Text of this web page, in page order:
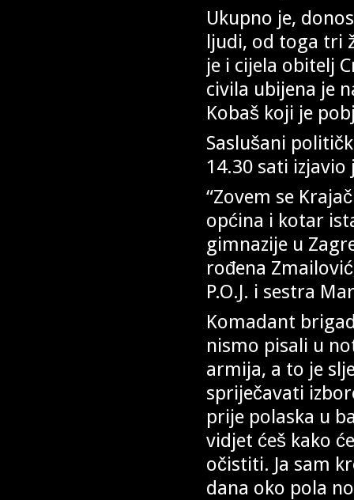
Ukupno je,
ljudi, od toga tri
je i cijela obitelj
civila ubijena je
Kobaš koji je
Saslušani
14.30 sati izjavio
“Zovem se
općina i kotar
gimnazije u
rođena
P.O.J. i sestra
Komadant
nismo pisali u
armija, a to je
spriječavati
prije polaska u
vidjet ćeš kako
očistiti. Ja sam
dana oko pola